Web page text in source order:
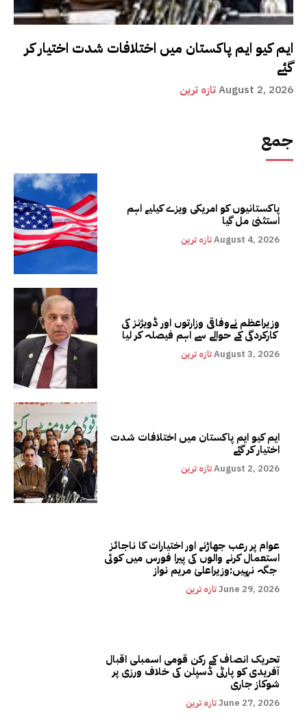
ایم کیو ایم پاکستان میں اختلافات شدت اختیار کر
گئے
تازہ ترینAugust 2, 2026
جمع
پاکستانیوں کو امریکی ویزے کیلیے اہم
استثنیٰ مل گیا
تازہ ترینAugust 4, 2026
وزیراعظم نےوفاقی وزارتوں اور ڈویژنز کی
کارکردگی کے حوالے سے اہم فیصلہ کر لیا
تازہ ترینAugust 3, 2026
ایم کیو ایم پاکستان میں اختلافات شدت
اختیار کر گئے
تازہ ترینAugust 2, 2026
عوام پر رعب جھاڑنے اور اختیارات کا ناجائز
استعمال کرنے والوں کی پیرا فورس میں کوئی
تازہ ترینJune 29, 2026
تحریک انصاف کے رکن قومی اسمبلی اقبال
آفریدی کو پارٹی ڈسپلن کی خلاف ورزی پر
شوکاز جاری
تازہ ترینJune 27, 2026